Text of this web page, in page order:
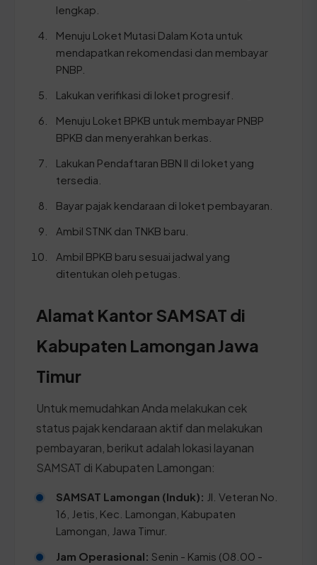
lengkap.
Menuju Loket Mutasi Dalam Kota untuk
mendapatkan rekomendasi dan membayar
PNBP.
Lakukan verifikasi di loket progresif.
Menuju Loket BPKB untuk membayar PNBP
BPKB dan menyerahkan berkas.
Lakukan Pendaftaran BBN II di loket yang
tersedia.
Bayar pajak kendaraan di loket pembayaran.
Ambil STNK dan TNKB baru.
Ambil BPKB baru sesuai jadwal yang
ditentukan oleh petugas.
Alamat Kantor SAMSAT di
Kabupaten Lamongan Jawa
Timur
Untuk memudahkan Anda melakukan cek
status pajak kendaraan aktif dan melakukan
pembayaran, berikut adalah lokasi layanan
SAMSAT di Kabupaten Lamongan:
SAMSAT Lamongan (Induk): Jl. Veteran No.
16, Jetis, Kec. Lamongan, Kabupaten
Lamongan, Jawa Timur.
Jam Operasional: Senin - Kamis (08.00 -